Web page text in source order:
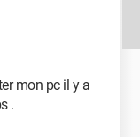
mon pc il y a
.